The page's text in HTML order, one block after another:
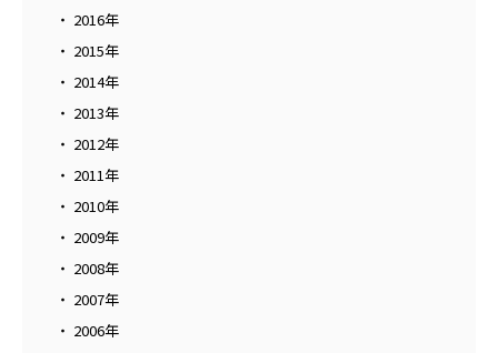
2016年
2015年
2014年
2013年
2012年
2011年
2010年
2009年
2008年
2007年
2006年